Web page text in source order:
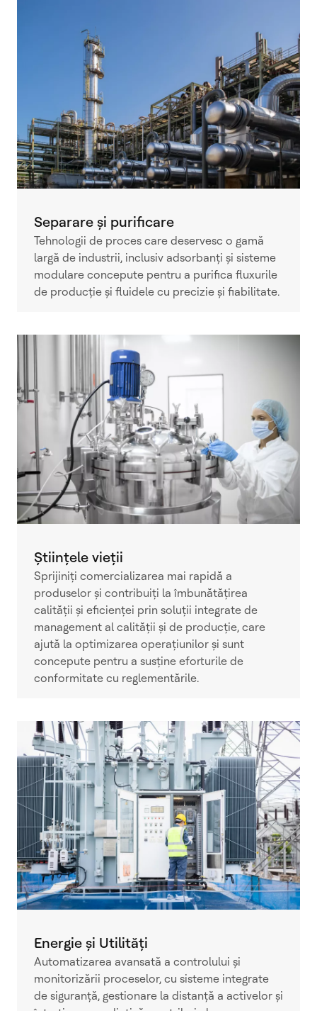
Separare și purificare
Tehnologii de proces care deservesc o gamă
largă de industrii, inclusiv adsorbanți și sisteme
modulare concepute pentru a purifica fluxurile
de producție și fluidele cu precizie și fiabilitate.
Științele vieții
Sprijiniți comercializarea mai rapidă a
produselor și contribuiți la îmbunătățirea
calității și eficienței prin soluții integrate de
management al calității și de producție, care
ajută la optimizarea operațiunilor și sunt
concepute pentru a susține eforturile de
conformitate cu reglementările.
Energie și Utilități
Automatizarea avansată a controlului și
monitorizării proceselor, cu sisteme integrate
de siguranță, gestionare la distanță a activelor și